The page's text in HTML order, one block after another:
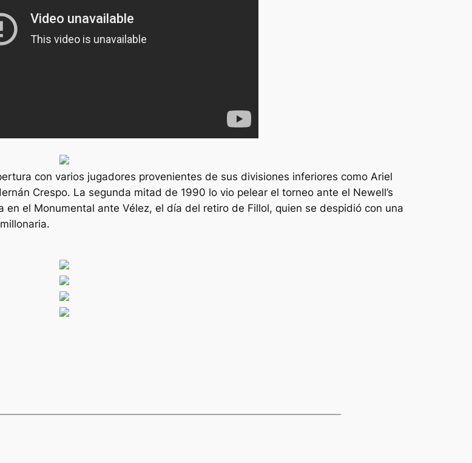
con varios jugadores provenientes de sus divisiones inferiores como Ariel
Crespo. La segunda mitad de 1990 lo vio pelear el torneo ante el Newell’s
en el Monumental ante Vélez, el día del retiro de Fillol, quien se despidió con una